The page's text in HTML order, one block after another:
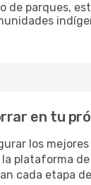
de parques,
en tu
los
plataforma de
cada etapa